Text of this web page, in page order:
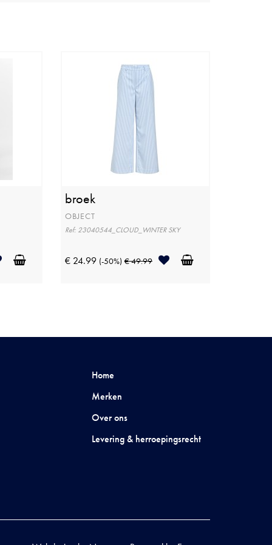
broek
OBJECT
Ref: 23040544_CLOUD_WINTER SKY
€ 24.99 (-50%) € 49.99
Home
Merken
Over ons
Levering & herroepingsrecht